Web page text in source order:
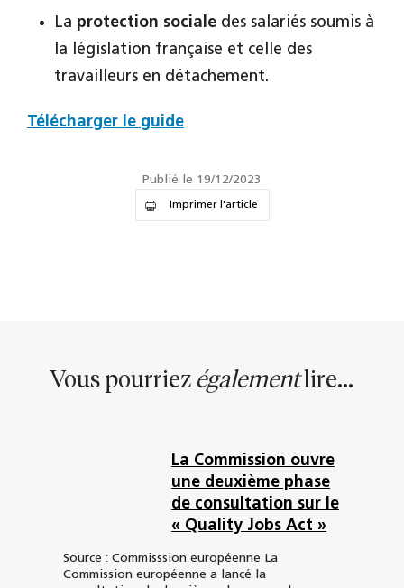
La protection sociale des salariés soumis à
la législation française et celle des
travailleurs en détachement.
Télécharger le guide
Publié le 19/12/2023
Imprimer l'article
Vous pourriez égalementlire...
La Commission ouvre
une deuxième phase
de consultation sur le
« Quality Jobs Act »
Source : Commisssion européenne La
Commission européenne a lancé la